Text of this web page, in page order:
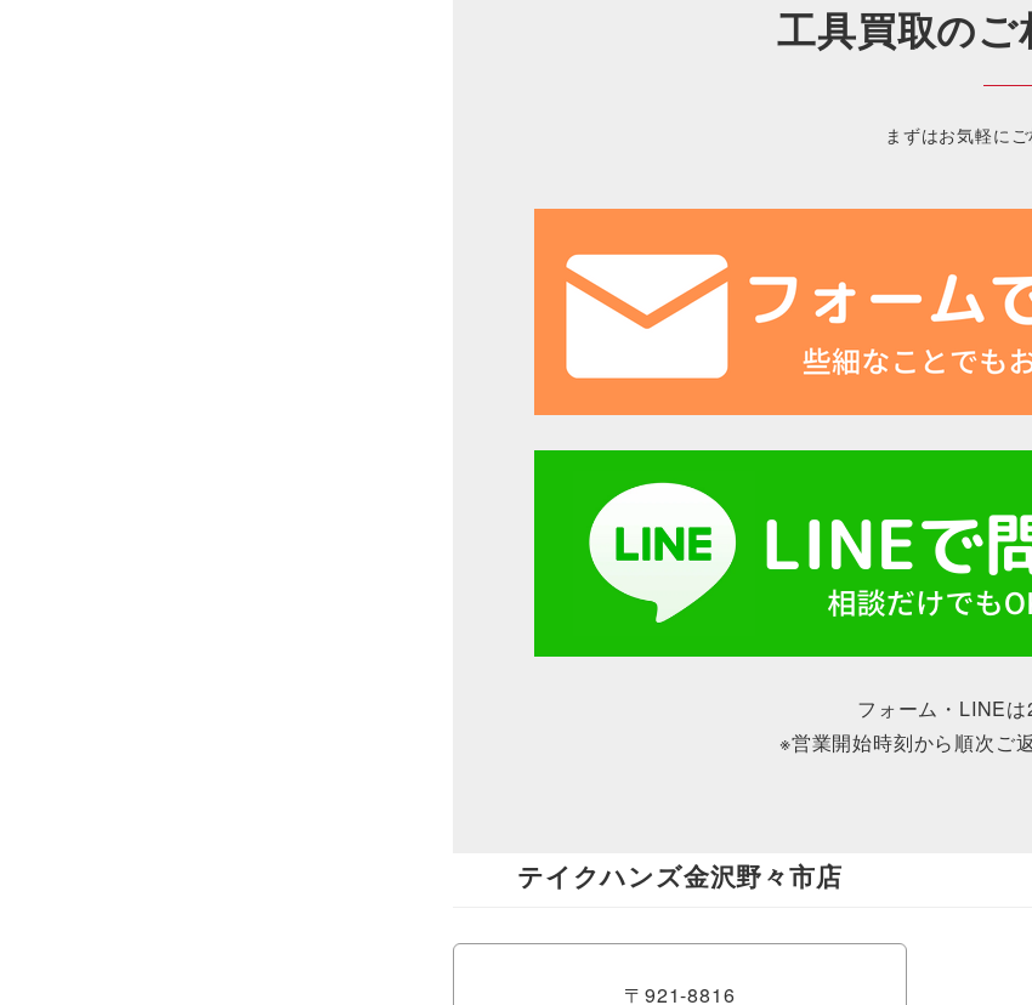
工具買取の
まずはお気軽に
フォーム・LINEは
※営業開始時刻から順次ご
テイクハンズ金沢野々市店
〒921-8816